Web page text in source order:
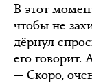
В этот
чтобы не
дёрнул
его говорит.
— Скоро,